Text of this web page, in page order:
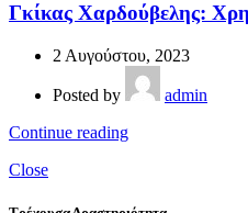
Γκίκας Χαρδούβελης:
2 Αυγούστου, 2023
Posted by
admin
Continue reading
Close